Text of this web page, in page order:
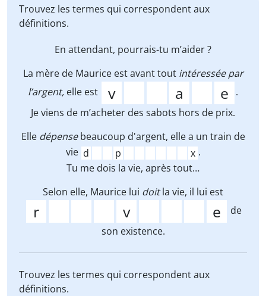
Trouvez les termes qui correspondent aux
définitions.
En attendant, pourrais-tu m’aider ?
La mère de Maurice est avant tout intéressée par
l’argent, elle est
.
Je viens de m’acheter des sabots hors de prix.
Elle dépensebeaucoup d'argent, elle a un train de
vie
.
Tu me dois la vie, après tout…
Selon elle, Maurice lui doitla vie, il lui est
de
son existence.
Trouvez les termes qui correspondent aux
définitions.